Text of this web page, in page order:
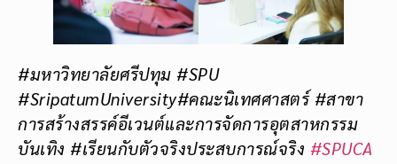
#มหาวิทยาลัยศรีปทุม #SPU
#SripatumUniversity#คณะนิเทศศาสตร์ #สาขา
การสร้างสรรค์อีเวนต์และการจัดการอุตสาหกรรม
บันเทิง #เรียนกับตัวจริงประสบการณ์จริง #SPUCA